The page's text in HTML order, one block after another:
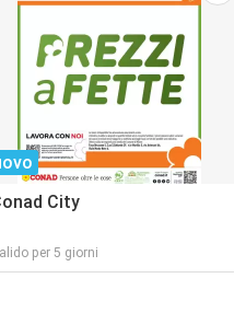
City
per 5 giorni